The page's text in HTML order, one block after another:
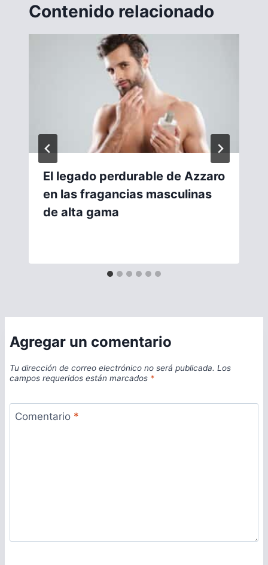
Contenido relacionado
El legado perdurable de Azzaro
en las fragancias masculinas
de alta gama
Agregar un comentario
Tu dirección de correo electrónico no será publicada. Los
campos requeridos están marcados *
Comentario *